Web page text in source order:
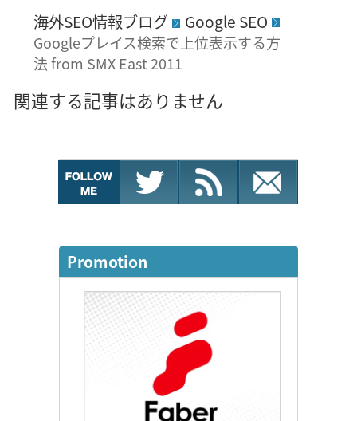
海外SEO情報ブログ Google SEO
Googleプレイス検索で上位表示する方
法 from SMX East 2011
関連する記事はありません
Promotion